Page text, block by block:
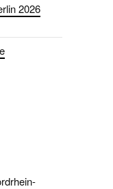
2026